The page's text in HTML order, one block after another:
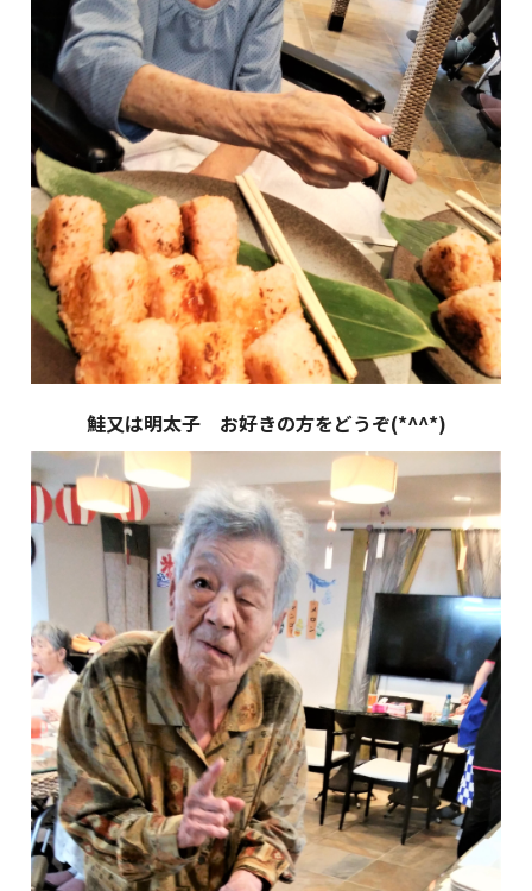
鮭又は明太子 お好きの方をどうぞ(*^^*)